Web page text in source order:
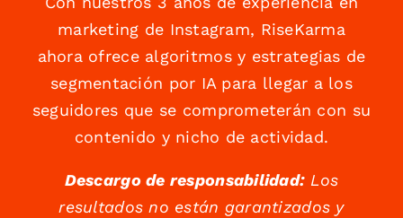
marketing de Instagram, RiseKarma
ahora ofrece algoritmos y estrategias de
segmentación por IA para llegar a los
seguidores que se comprometerán con su
contenido y nicho de actividad.
Descargo de responsabilidad:Los
resultados no están garantizados y